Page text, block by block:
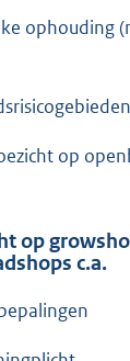
ophouding
op
op
c.a.